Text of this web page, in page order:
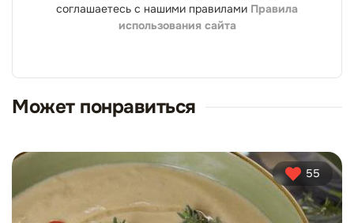
соглашаетесь с нашими правилами Правила
использования сайта
Может понравиться
55